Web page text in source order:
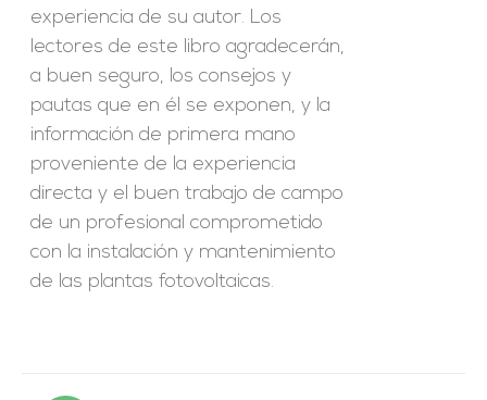
experiencia de su autor. Los
lectores de este libro agradecerán,
a buen seguro, los consejos y
pautas que en él se exponen, y la
información de primera mano
proveniente de la experiencia
directa y el buen trabajo de campo
de un profesional comprometido
con la instalación y mantenimiento
de las plantas fotovoltaicas.